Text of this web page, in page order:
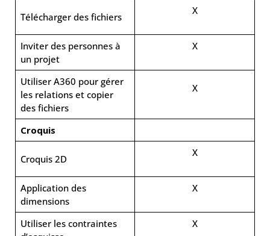
Télécharger des fichiers
X
Inviter des personnes à
un projet
X
Utiliser A360 pour gérer
les relations et copier
des fichiers
X
Croquis
Croquis 2D
X
Application des
dimensions
X
Utiliser les contraintes
X